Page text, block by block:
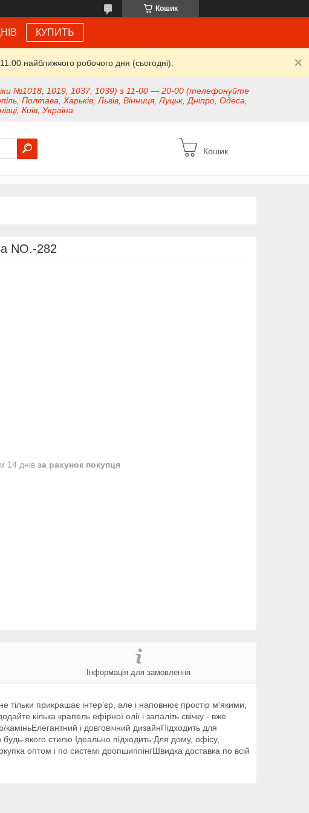
Кошик
КУПИТЬ
найближчого робочого дня (сьогодні).
№1018, 1019, 1037, 1039) з 11-00 — 20-00 (телефонуйте
Полтава, Харьків, Львів, Вінниця, Луцьк, Дніпро, Одеса,
Київ, Україна
Кошик
NO.-282
14 днів за рахунок покупця
Інформація для замовлення
прикрашає інтер'єр, але і наповнює простір м'якими,
кілька крапель ефірної олії і запаліть свічку - вже
і довговічний дизайнПідходить для
якого стилю Ідеально підходить:Для дому, офісу,
оптом і по системі дропшиппінгШвидка доставка по всій